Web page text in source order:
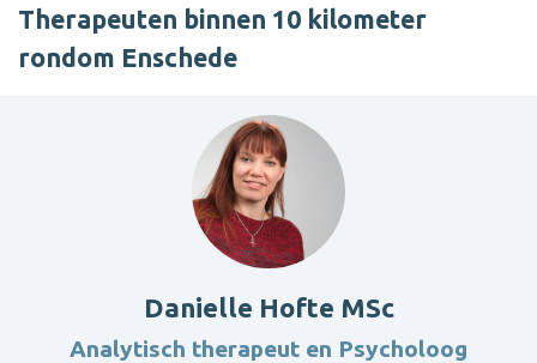
Therapeuten binnen 10 kilometer
rondom Enschede
Danielle Hofte MSc
Analytisch therapeut en Psycholoog